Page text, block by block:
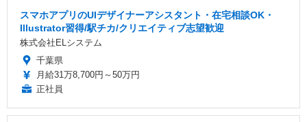
スマホアプリのUIデザイナーアシスタント・在宅相談OK・
Illustrator習得/駅チカ/クリエイティブ志望歓迎
株式会社ELシステム
千葉県
月給31万8,700円～50万円
正社員